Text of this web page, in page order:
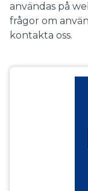
användas på
frågor om
kontakta oss.